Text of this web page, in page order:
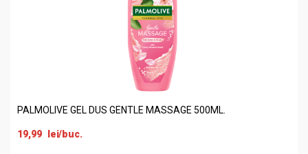
PALMOLIVE GEL DUS GENTLE MASSAGE 500ML.
19,99 lei/buc.